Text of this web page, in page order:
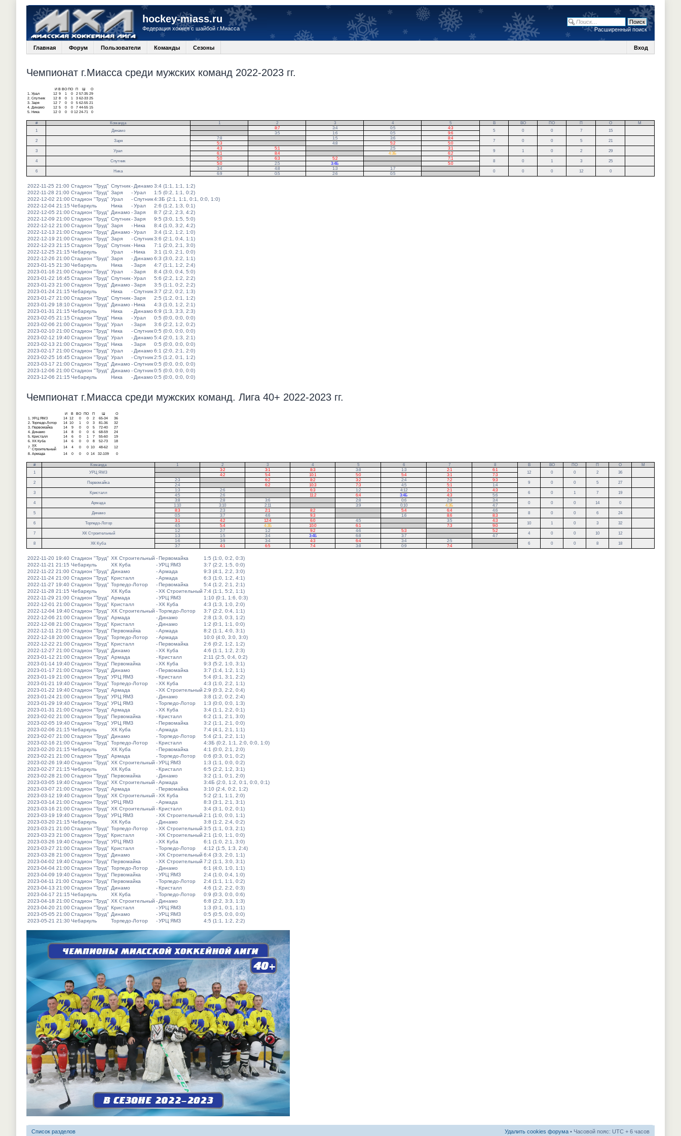
hockey-miass.ru
Федерация хоккея с шайбой г.Миасса Расширенный поиск
Главная Форум Пользователи Команды Сезоны Вход
Чемпионат г.Миасса среди мужских команд 2022-2023 гг.
И В ВО ПО П
О
1.
Урал 12 9 1 0 2 57-35 29
2. Спутник 12 8 0 1 3 62-33 25
3. Заря 12 7 0 0 5 62-55 21
4.
Динамо 12 5 0 0 7 44-55 15
5.
Ника 12 0 0 0 12 24-71 0
# Команда 1 2 3 4 5 В ВО ПО П О
М
1
Динамо
8:7 3:4 0:5 4:3
5 0 0 7 15
3:5 1:6 0:5
9:6
2
Заря
7:8 1:5 3:6 8:4
7 0 0 5 21
5:3 4:8 5:2
5:0
3
Урал
4:3 5:1 2:5 3:1
9 1 0 2 29
6:1 8:4 4:3Б
6:2
4
Спутник
5:0 6:3 5:2 7:1
8 0 1 3 25
5:0 2:5 3:4Б
5:0
6
Ника
3:4 4:8 1:3 1:7
0 0 0 12 0
6:9 0:5 2:6 0:5
2022-11-25 21:00 Стадион "Труд" Спутник- Динамо 3:4 (1:1, 1:1, 1:2)
2022-11-28 21:00 Стадион "Труд" Заря -Урал
1:5 (0:2, 1:1, 0:2)
2022-12-02 21:00Стадион "Труд" Урал -Спутник4:3Б (2:1, 1:1, 0:1, 0:0, 1:0)
2022-12-04 21:15 Чебаркуль Ника -Урал
2:6 (1:2, 1:3, 0:1)
2022-12-05 21:00Стадион "Труд" Динамо -Заря
8:7 (2:2, 2:3, 4:2)
2022-12-09 21:00Стадион "Труд" Спутник-Заря
9:5 (3:0, 1:5, 5:0)
2022-12-12 21:00Стадион "Труд" Заря -Ника
8:4 (1:0, 3:2, 4:2)
2022-12-13 21:00Стадион "Труд" Динамо -Урал
3:4 (1:2, 1:2, 1:0)
2022-12-19 21:00Стадион "Труд" Заря -Спутник3:6 (2:1, 0:4, 1:1)
2022-12-23 21:15 Стадион "Труд" Спутник-Ника
7:1 (2:0, 2:1, 3:0)
2022-12-25 21:15 Чебаркуль Урал -Ника
3:1 (1:0, 2:1, 0:0)
2022-12-26 21:00Стадион "Труд" Заря - Динамо 6:3 (3:0, 2:2, 1:1)
2023-01-15 21:30Чебаркуль Ника -Заря
4:7 (1:1, 1:2, 2:4)
2023-01-16 21:00Стадион "Труд" Урал -Заря
8:4 (3:0, 0:4, 5:0)
2023-01-22 16:45 Стадион "Труд" Спутник-Урал
5:6 (2:2, 1:2, 2:2)
2023-01-23 21:00Стадион "Труд" Динамо -Заря
3:5 (1:1, 0:2, 2:2)
2023-01-24 21:15 Чебаркуль Ника -Спутник3:7 (2:2, 0:2, 1:3)
2023-01-27 21:00Стадион "Труд" Спутник-Заря
2:5 (1:2, 0:1, 1:2)
2023-01-29 18:10Стадион "Труд" Динамо -Ника
4:3 (1:0, 1:2, 2:1)
2023-01-31 21:15 Чебаркуль Ника - Динамо 6:9 (1:3, 3:3, 2:3)
2023-02-05 21:15 Стадион "Труд" Ника -Урал
0:5 (0:0, 0:0, 0:0)
2023-02-06 21:00Стадион "Труд" Урал -Заря
3:6 (2:2, 1:2, 0:2)
2023-02-10 21:00Стадион "Труд" Ника -Спутник0:5 (0:0, 0:0, 0:0)
2023-02-12 19:40Стадион "Труд" Урал - Динамо 5:4 (2:0, 1:3, 2:1)
2023-02-13 21:00Стадион "Труд" Ника -Заря
0:5 (0:0, 0:0, 0:0)
2023-02-17 21:00Стадион "Труд" Урал - Динамо 6:1 (2:0, 2:1, 2:0)
2023-02-25 16:45 Стадион "Труд" Урал -Спутник2:5 (1:2, 0:1, 1:2)
2023-03-17 21:00Стадион "Труд" Динамо -Спутник0:5 (0:0, 0:0, 0:0)
2023-12-06 21:00Стадион "Труд" Динамо -Спутник0:5 (0:0, 0:0, 0:0)
2023-12-06 21:15 Чебаркуль Ника - Динамо 0:5 (0:0, 0:0, 0:0)
Чемпионат г.Миасса среди мужских команд. Лига 40+ 2022-2023 гг.
И В ВО ПО П
О
1.
УРЦ ЯМЗ 14 12 0 0 2 65-34
36
2. Торпедо-Лотор 14 10 1 0 3 81-36
32
3.
Первомайка 14 9 0 0 5 72-40
27
4.
Динамо 14 8 0 0 6 68-59
24
5.
Кристалл 14 6 0 1 7 55-60
19
6. ХК Куба 14 6 0 0 8 52-73
18
7. ХК
Строительный
14 4 0 0 10 48-62
12
8. Армада 14 0 0 0 14 32-109 0
# Команда 1 2 3 4 5 6 7 8 В ВО ПО П О
М
1
УРЦ ЯМЗ
3:2 3:1 8:3 3:8 1:3 2:1 6:1
12 0 0 2 36
4:2 5:4 10:1 5:0 5:4 3:1
7:3
2
Первомайка
2:3 6:2 8:2 3:2 2:4 7:2 9:3
9 0 0 5 27
2:4 6:2 10:3 7:3 4:5 5:1
1:4
3
Кристалл
1:3 2:6 6:3 1:2 4:12 2:1 4:3
6 0 1 7 19
4:5 2:6 11:2 6:4 3:4Б 4:3
5:6
4
Армада
3:8 2:8 3:6 2:8 0:6 2:9 3:4
0 0 0 14 0
1:10 3:10 2:11 3:9 0:10 4:3Б
4:7
5
Динамо
8:3 2:3 2:1 8:2 5:4 6:4 4:6
8 0 0 6 24
0:5 3:7 4:6 9:3 1:6 8:6
8:3
6
Торпедо-Лотор
3:1 4:2 12:4 6:0 4:5 3:5 4:3
10 1 0 3 32
4:5 5:4 4:3Б 10:0 6:1 7:3
9:0
7
ХК Строительный
1:2 2:7 1:2 9:2 4:6 5:3 5:2
4 0 0 10 12
1:3 1:5 3:4 3:4Б 6:8 3:7
4:7
8
ХК Куба
1:6 3:9 3:4 4:3 6:4 3:4 2:5
6 0 0 8 18
3:7 4:1 6:5 7:4 3:8 0:9 7:4
2022-11-20 19:40 Стадион "Труд" ХК Строительный -Первомайка
1:5 (1:0, 0:2, 0:3)
2022-11-21 21:15 Чебаркуль ХК Куба -УРЦ ЯМЗ
3:7 (2:2, 1:5, 0:0)
2022-11-22 21:00 Стадион "Труд" Динамо -Армада
9:3 (4:1, 2:2, 3:0)
2022-11-24 21:00 Стадион "Труд" Кристалл -Армада
6:3 (1:0, 1:2, 4:1)
2022-11-27 19:40 Стадион "Труд" Торпедо-Лотор -Первомайка
5:4 (1:2, 2:1, 2:1)
2022-11-28 21:15 Чебаркуль ХК Куба -ХК Строительный 7:4 (1:1, 5:2, 1:1)
2022-11-29 21:00 Стадион "Труд" Армада -УРЦ ЯМЗ
1:10 (0:1, 1:6, 0:3)
2022-12-01 21:00Стадион "Труд" Кристалл -ХК Куба
4:3 (1:3, 1:0, 2:0)
2022-12-04 19:40Стадион "Труд" ХК Строительный -Торпедо-Лотор
3:7 (2:2, 0:4, 1:1)
2022-12-06 21:00Стадион "Труд" Армада - Динамо
2:8 (1:3, 0:3, 1:2)
2022-12-08 21:00Стадион "Труд" Кристалл - Динамо
1:2 (0:1, 1:1, 0:0)
2022-12-11 21:00 Стадион "Труд" Первомайка -Армада
8:2 (1:1, 4:0, 3:1)
2022-12-18 20:00Стадион "Труд" Торпедо-Лотор -Армада
10:0 (4:0, 3:0, 3:0)
2022-12-22 21:00Стадион "Труд" Кристалл -Первомайка
2:6 (0:2, 1:2, 1:2)
2022-12-27 21:00Стадион "Труд" Динамо -ХК Куба
4:6 (1:1, 1:2, 2:3)
2023-01-12 21:00Стадион "Труд" Армада -Кристалл
2:11 (2:5, 0:4, 0:2)
2023-01-14 19:40Стадион "Труд" Первомайка -ХК Куба
9:3 (5:2, 1:0, 3:1)
2023-01-17 21:00Стадион "Труд" Динамо -Первомайка
3:7 (1:4, 1:2, 1:1)
2023-01-19 21:00Стадион "Труд" УРЦ ЯМЗ -Кристалл
5:4 (0:1, 3:1, 2:2)
2023-01-21 19:40Стадион "Труд" Торпедо-Лотор -ХК Куба
4:3 (1:0, 2:2, 1:1)
2023-01-22 19:40Стадион "Труд" Армада -ХК Строительный 2:9 (0:3, 2:2, 0:4)
2023-01-24 21:00Стадион "Труд" УРЦ ЯМЗ - Динамо
3:8 (1:2, 0:2, 2:4)
2023-01-29 19:40Стадион "Труд" УРЦ ЯМЗ -Торпедо-Лотор
1:3 (0:0, 0:0, 1:3)
2023-01-31 21:00Стадион "Труд" Армада -ХК Куба
3:4 (1:1, 2:2, 0:1)
2023-02-02 21:00Стадион "Труд" Первомайка -Кристалл
6:2 (1:1, 2:1, 3:0)
2023-02-05 19:40Стадион "Труд" УРЦ ЯМЗ -Первомайка
3:2 (1:1, 2:1, 0:0)
2023-02-06 21:15 Чебаркуль ХК Куба -Армада
7:4 (4:1, 2:1, 1:1)
2023-02-07 21:00Стадион "Труд" Динамо -Торпедо-Лотор
5:4 (2:1, 2:2, 1:1)
2023-02-16 21:00Стадион "Труд" Торпедо-Лотор -Кристалл
4:3Б (0:2, 1:1, 2:0, 0:0, 1:0)
2023-02-20 21:15 Чебаркуль ХК Куба -Первомайка
4:1 (0:0, 2:1, 2:0)
2023-02-21 21:00Стадион "Труд" Армада -Торпедо-Лотор
0:6 (0:3, 0:1, 0:2)
2023-02-26 19:40Стадион "Труд" ХК Строительный -УРЦ ЯМЗ
1:3 (1:1, 0:0, 0:2)
2023-02-27 21:15 Чебаркуль ХК Куба -Кристалл
6:5 (2:2, 1:2, 3:1)
2023-02-28 21:00Стадион "Труд" Первомайка - Динамо
3:2 (1:1, 0:1, 2:0)
2023-03-05 19:40Стадион "Труд" ХК Строительный -Армада
3:4Б (2:0, 1:2, 0:1, 0:0, 0:1)
2023-03-07 21:00Стадион "Труд" Армада -Первомайка
3:10 (2:4, 0:2, 1:2)
2023-03-12 19:40Стадион "Труд" ХК Строительный -ХК Куба
5:2 (2:1, 1:1, 2:0)
2023-03-14 21:00Стадион "Труд" УРЦ ЯМЗ -Армада
8:3 (3:1, 2:1, 3:1)
2023-03-16 21:00Стадион "Труд" ХК Строительный -Кристалл
3:4 (3:1, 0:2, 0:1)
2023-03-19 19:40Стадион "Труд" УРЦ ЯМЗ -ХК Строительный 2:1 (1:0, 0:0, 1:1)
2023-03-20 21:15 Чебаркуль ХК Куба - Динамо
3:8 (1:2, 2:4, 0:2)
2023-03-21 21:00Стадион "Труд" Торпедо-Лотор -ХК Строительный 3:5 (1:1, 0:3, 2:1)
2023-03-23 21:00Стадион "Труд" Кристалл -ХК Строительный 2:1 (1:0, 1:1, 0:0)
2023-03-26 19:40Стадион "Труд" УРЦ ЯМЗ -ХК Куба
6:1 (1:0, 2:1, 3:0)
2023-03-27 21:00Стадион "Труд" Кристалл -Торпедо-Лотор
4:12 (1:5, 1:3, 2:4)
2023-03-28 21:00Стадион "Труд" Динамо -ХК Строительный 6:4 (3:3, 2:0, 1:1)
2023-04-02 19:40Стадион "Труд" Первомайка -ХК Строительный 7:2 (1:1, 3:0, 3:1)
2023-04-04 21:00Стадион "Труд" Торпедо-Лотор - Динамо
6:1 (4:0, 1:0, 1:1)
2023-04-09 19:40Стадион "Труд" Первомайка -УРЦ ЯМЗ
2:4 (1:0, 0:4, 1:0)
2023-04-11 21:00 Стадион "Труд" Первомайка -Торпедо-Лотор
2:4 (1:1, 1:1, 0:2)
2023-04-13 21:00Стадион "Труд" Динамо -Кристалл
4:6 (1:2, 2:2, 0:3)
2023-04-17 21:15 Чебаркуль ХК Куба -Торпедо-Лотор
0:9 (0:3, 0:0, 0:6)
2023-04-18 21:00Стадион "Труд" ХК Строительный - Динамо
6:8 (2:2, 3:3, 1:3)
2023-04-20 21:00Стадион "Труд" Кристалл -УРЦ ЯМЗ
1:3 (0:1, 0:1, 1:1)
2023-05-05 21:00Стадион "Труд" Динамо -УРЦ ЯМЗ
0:5 (0:5, 0:0, 0:0)
2023-05-21 21:30Чебаркуль Торпедо-Лотор -УРЦ ЯМЗ 4:5 (1:1, 1:2, 2:2)
Список разделов Удалить cookies форума • Часовой пояс: UTC + 6 часов